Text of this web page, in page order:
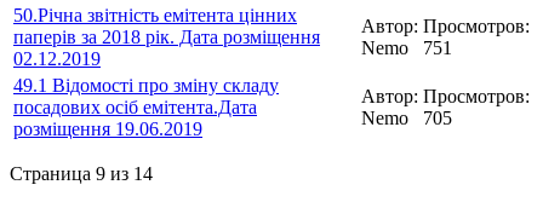
50.Річна звітність емітента цінних
паперів за 2018 рік. Дата розміщення
02.12.2019
Автор:
Nemo
Просмотров:
751
49.1 Відомості про зміну складу
посадових осіб емітента.Дата
розміщення 19.06.2019
Автор:
Nemo
Просмотров:
705
Страница 9 из 14